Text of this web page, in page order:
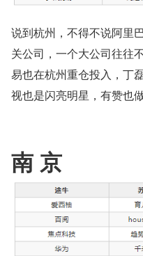
说到杭州，不得不说阿里
关公司，一个大公司往往
易也在杭州重仓投入，丁
视也是闪亮明星，有赞也
南 京